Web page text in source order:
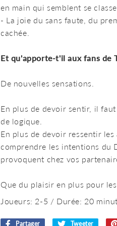
en main qui semblent se
- La joie du sans faute, du
cachée.
Et qu'apporte-t'il aux fans de
De nouvelles sensations.
En plus de devoir sentir, il
de logique.
En plus de devoir ressentir
comprendre les intentions du
provoquent chez vos
Que du plaisir en plus pour
Joueurs: 2-5 / Durée: 20
Partager
Partager
Tweeter